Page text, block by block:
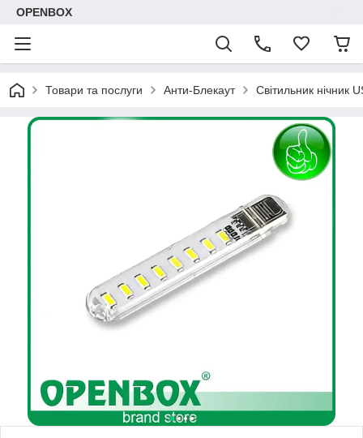
OPENBOX
Товари та послуги Анти-Блекаут Світильник нічник